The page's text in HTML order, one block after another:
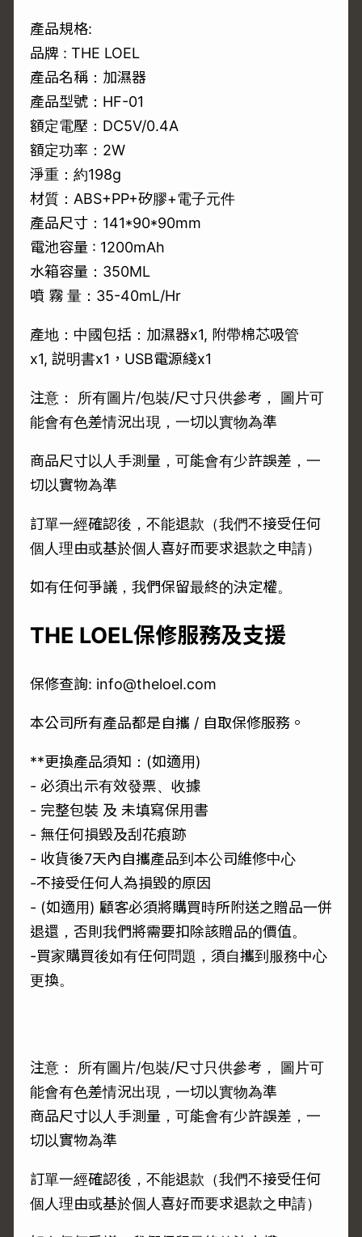
產品規格:
品牌 : THE LOEL
產品名稱：加濕器
產品型號：HF-01
額定電壓：DC5V/0.4A
額定功率：2W
淨重：約198g
材質：ABS+PP+矽膠+電子元件
產品尺寸：141*90*90mm
電池容量 : 1200mAh
水箱容量：350ML
噴 霧 量：35-40mL/Hr
產地：中國包括：加濕器x1, 附帶棉芯吸管
x1, 説明書x1，USB電源綫x1
注意： 所有圖片/包裝/尺寸只供參考， 圖片可
能會有色差情況出現，一切以實物為準
商品尺寸以人手測量，可能會有少許誤差，一
切以實物為準
訂單一經確認後，不能退款（我們不接受任何
個人理由或基於個人喜好而要求退款之申請）
如有任何爭議，我們保留最終的決定權。
THE LOEL保修服務及支援
保修查詢: info@theloel.com
本公司所有產品都是自攜 / 自取保修服務。
**更換產品須知：(如適用)
- 必須出示有效發票、收據
- 完整包裝 及 未填寫保用書
- 無任何損毀及刮花痕跡
- 收貨後7天內自攜產品到本公司維修中心
-不接受任何人為損毀的原因
- (如適用) 顧客必須將購買時所附送之贈品一併
退還，否則我們將需要扣除該贈品的價值。
-買家購買後如有任何問題，須自攜到服務中心
更換。
注意： 所有圖片/包裝/尺寸只供參考， 圖片可
能會有色差情況出現，一切以實物為準
商品尺寸以人手測量，可能會有少許誤差，一
切以實物為準
訂單一經確認後，不能退款（我們不接受任何
個人理由或基於個人喜好而要求退款之申請）